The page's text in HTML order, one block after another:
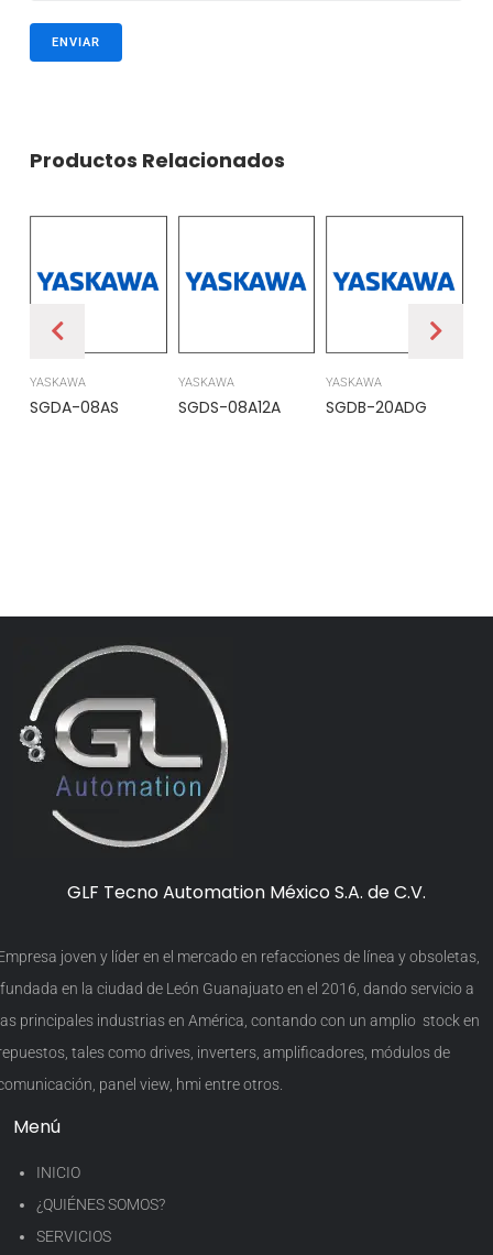
Productos Relacionados
YASKAWA
SGDA-08AS
YASKAWA
SGDS-08A12A
YASKAWA
SGDB-20ADG
GLF Tecno Automation México S.A. de C.V.
joven y líder en el mercado en refacciones de línea y obsoletas,
en la ciudad de León Guanajuato en el 2016, dando servicio a
principales industrias en América, contando con un amplio stock en
tales como drives, inverters, amplificadores, módulos de
panel view, hmi entre otros.
Menú
INICIO
¿QUIÉNES SOMOS?
SERVICIOS